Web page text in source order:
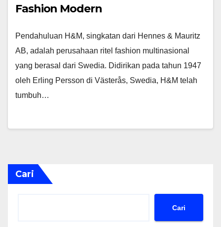
Fashion Modern
Pendahuluan H&M, singkatan dari Hennes & Mauritz
AB, adalah perusahaan ritel fashion multinasional
yang berasal dari Swedia. Didirikan pada tahun 1947
oleh Erling Persson di Västerås, Swedia, H&M telah
tumbuh…
Cari
Cari